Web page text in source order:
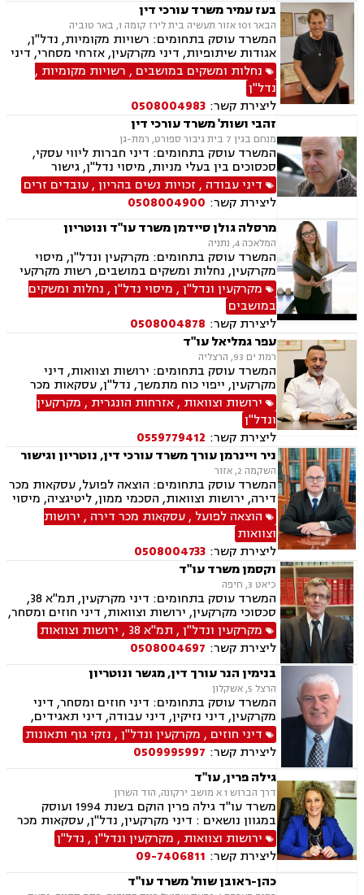
בעז עמיר משרד עורכי דין
הבאר 101 אזור תעשיה בית לירז קומה 1, באר טוביה
המשרד עוסק בתחומים: רשויות מקומיות, נדל"ן,
אגודות שיתופיות, דיני מקרקעין, אזרחי מסחרי, דיני
בוררות, עובדים זרים, דיני תאגידים, גישור
ובוררויות, מיסוי נדל"ן, תמ"א 38, תכנון ובניה, נחלות
ומשקים במושבים, הפקעת קרקעות, מושבים
וקיבוצים , עסקאות מכר דירה, דיור מוגן, רשות
מקרקעי ישראל, צווי הריסה, ירושות וצוואות, הסכמי
ממון
נחלות ומשקים במושבים , רשויות מקומיות ,
נדל"ן
ליצירת קשר: 0508004983
זהבי ושות' משרד עורכי דין
מנחם בגין 7 בית גיבור ספורט, רמת-גן
המשרד עוסק בתחומים: דיני חברות ליווי עסקי,
סכסוכים בין בעלי מניות, מיסוי נדל"ן, גישור
ובוררויות, לשון הרע, תביעות ייצוגיות דיני עבודה,
זכויות נשים בהריון, עובדים זרים, מקרקעין ונדל"ן,
אגודות שיתופיות, פינוי מושכר, עסקאות מכר דירה,
נחלות ומושבים, רשות מקרקעי ישראל, משפט
מסחרי, מסחר בינלאומי, משפט אזרחי, גישור עסקי
דיני עבודה , זכויות נשים בהריון,עובדים זרים
ליצירת קשר: 0508004900
מרסלה גולן סיידמן משרד עו"ד ונוטריון
המלאכה 4, נתניה
המשרד עוסק בתחומים: מקרקעין ונדל"ן, מיסוי
מקרקעין, נחלות ומשקים במושבים, רשות מקרקעי
ישראל, בתים משותפים, נדל"ן ביהודה ושומרון, פינוי
בינוי, עסקאות מכר דירה, ירושות וצוואות, ייפוי כוח
מתמשך, נוטריון ספרדי, אנגלית ופורטוגזית.
מקרקעין ונדל"ן, מיסוי נדל"ן, נחלות ומשקים
במושבים
ליצירת קשר: 0508004878
עפר גמליאל עו"ד
רמת ים 93, הרצליה
המשרד עוסק בתחומים: ירושות וצוואות, דיני
מקרקעין, ייפוי כוח מתמשך, נדל"ן, עסקאות מכר
דירה, מיסוי נדל"ן, אזרחי מסחרי, נוטריון, דיני חוזים,
פינוי בינוי, קבוצות רכישה, מגרשים לבניה , הוצאה
לפועל
ירושות וצוואות ,אזרחות הונגרית , מקרקעין
ונדל"ן
ליצירת קשר: 0559779412
ניר ויינרמן עורך משרד עורכי דין, נוטריון וגישור
השקמה 2, אזור
המשרד עוסק בתחומים: הוצאה לפועל, עסקאות מכר
דירה, ירושות וצוואות, הסכמי ממון, ליטיגציה, מיסוי
נדל"ן, נוטריון, פשיטת רגל, פינוי מושכר, ייפוי כוח
מתמשך וגישור עסקי
הוצאה לפועל ,עסקאות מכר דירה , ירושות
וצוואות
ליצירת קשר: 0508004733
וקסמן משרד עו"ד
כיאט 3, חיפה
המשרד עוסק בתחומים: דיני מקרקעין, תמ"א 38,
סכסוכי מקרקעין, ירושות וצוואות, דיני חוזים ומסחר,
עסקאות מכר דירה, מיסוי נדל"ן, נדל"ן, דיור מוגן.
מקרקעין ונדל"ן, תמ"א 38 , ירושות וצוואות
ליצירת קשר: 0508004697
בנימין הנר עורך דין, מגשר ונוטריון
הרצל 5, אשקלון
המשרד עוסק בתחומים: דיני חוזים ומסחר, דיני
מקרקעין, דיני נזיקין, דיני עבודה, דיני תאגידים,
הוצאה לפועל, סדר דין אזרחי וראיות, עבירות מס
כלכליות, עסקאות מכר דירה, ליקויי בנייה, מגשרים,
מיסוי נדל"ן, מסים, נדל"ן, פינוי מושכר, ליטיגציה,
ירושות וצוואות, אבדן כושר עבודה, בוררים, ביטוח
לאומי, גישור במשפחה, גישור ובוררויות, דיני
פשיטות רגל, הסכמי ממון, תאונות דרכים, תעבורה,
תכנון ובניה.
דיני חוזים , מקרקעין ונדל"ן, נזקי גוף ותאונות
ליצירת קשר: 0509995997
גילה פרין, עו"ד
דרך הברוש 1 א מושב ירקונה, הוד השרון
משרד עו"ד גילה פרין הוקם בשנת 1994 ועוסק
במגוון נושאים : דיני מקרקעין, נדל"ן, עסקאות מכר
דירה, מיסוי נדל"ן, ירושות וצוואות, אפוטרופסות,
הסכמי ממון, ייפוי כוח מתמשך, הוצאה לפועל, דיני
חוזים ומסחר, קבוצות רכישה, מושבים וקיבוצים,
מגרשים חקלאיים, מגרשים לבניה, נוטריון
ירושות וצוואות , מקרקעין ונדל"ן, נדל"ן
ליצירת קשר: 09-7406811
כהן-ראובן שות' משרד עו"ד